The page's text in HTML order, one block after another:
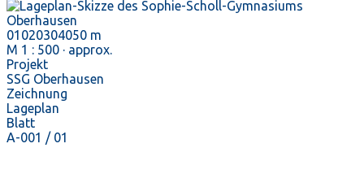
01020304050 m
M 1 : 500 · approx.
Projekt
SSG Oberhausen
Zeichnung
Lageplan
Blatt
A-001 / 01